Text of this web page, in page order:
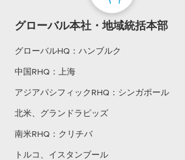
グローバル本社・地域統括本部
グローバルHQ：ハンブルク
中国RHQ：上海
アジアパシフィックRHQ：シンガポール
北米、グランドラピッズ
南米RHQ：クリチバ
トルコ、イスタンブール